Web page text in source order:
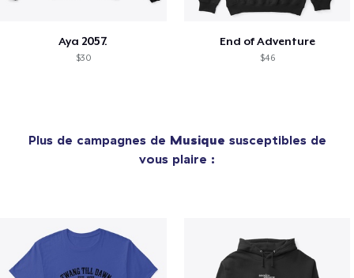
Aya 2057.
$30
End of Adventure
$46
Plus de campagnes de Musique susceptibles de
vous plaire :